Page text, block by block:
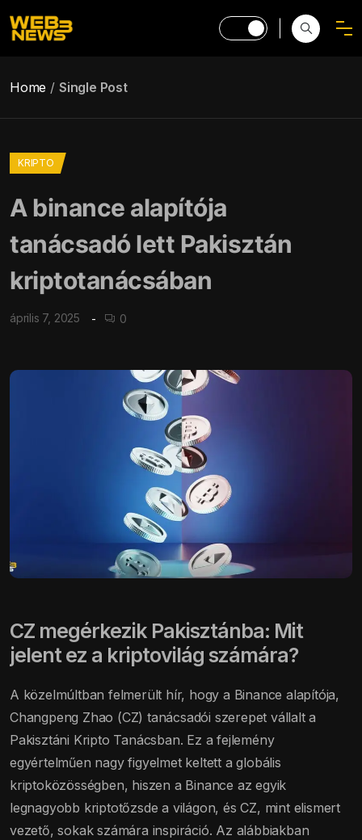
Home Single Post
KRIPTO
A binance alapítója
tanácsadó lett Pakisztán
kriptotanácsában
április 7, 2025 0
CZ megérkezik Pakisztánba: Mit
jelent ez a kriptovilág számára?
A közelmúltban felmerült hír, hogy a Binance alapítója,
Changpeng Zhao (CZ) tanácsadói szerepet vállalt a
Pakisztáni Kripto Tanácsban. Ez a fejlemény
egyértelműen nagy figyelmet keltett a globális
kriptoközösségben, hiszen a Binance az egyik
legnagyobb kriptotőzsde a világon, és CZ, mint elismert
vezető, sokak számára inspiráció. Az alábbiakban